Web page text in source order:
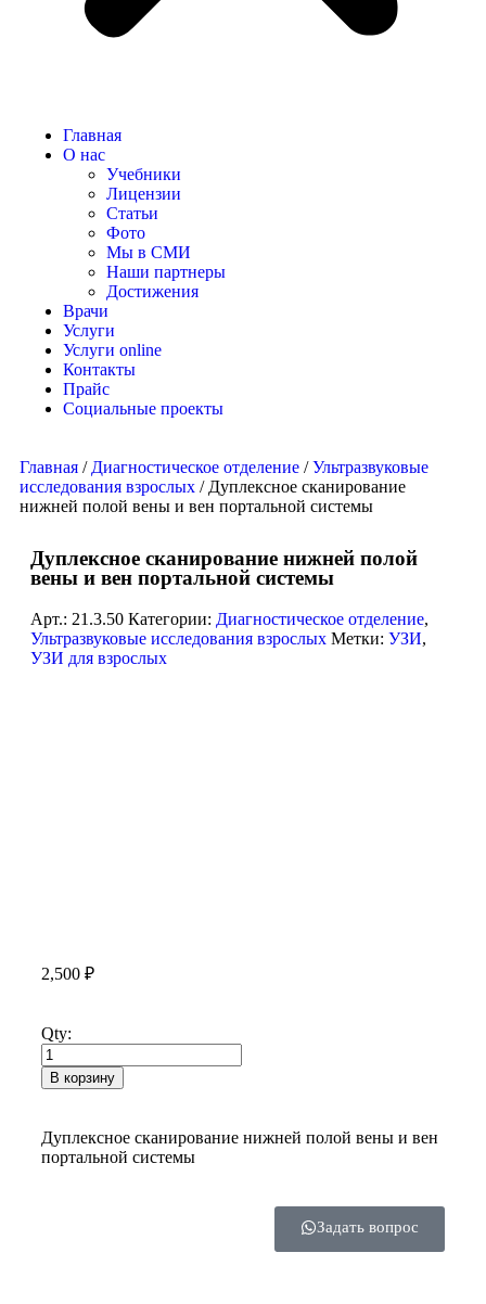
Главная
О нас
Учебники
Лицензии
Статьи
Фото
Мы в СМИ
Наши партнеры
Достижения
Врачи
Услуги
Услуги online
Контакты
Прайс
Социальные проекты
Главная / Диагностическое отделение /Ультразвуковые
исследования взрослых / Дуплексное сканирование
нижней полой вены и вен портальной системы
Дуплексное сканирование нижней полой
вены и вен портальной системы
Арт.: 21.3.50 Категории: Диагностическое отделение,
Ультразвуковые исследования взрослых Метки: УЗИ,
УЗИ для взрослых
2,500 ₽
Qty:
В корзину
Дуплексное сканирование нижней полой вены и вен
портальной системы
Задать вопрос